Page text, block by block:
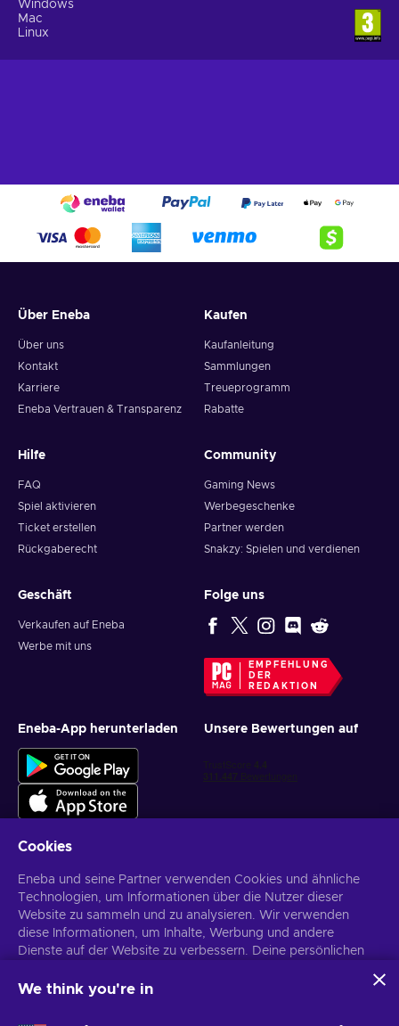
Windows
Mac
Linux
Über Eneba
Über uns
Kontakt
Karriere
Eneba Vertrauen & Transparenz
Kaufen
Kaufanleitung
Sammlungen
Treueprogramm
Rabatte
Hilfe
FAQ
Spiel aktivieren
Ticket erstellen
Rückgaberecht
Community
Gaming News
Werbegeschenke
Partner werden
Snakzy: Spielen und verdienen
Geschäft
Verkaufen auf Eneba
Werbe mit uns
Folge uns
EMPFEHLUNG
DER
REDAKTION
Eneba-App herunterladen Unsere Bewertungen auf
Abonnieren
Du kannst dich jederzeit wieder abmelden. Weitere Informationen in
Cookies
Eneba und seine Partner verwenden Cookies und ähnliche
Technologien, um Informationen über die Nutzer dieser
Website zu sammeln und zu analysieren. Wir verwenden
diese Informationen, um Inhalte, Werbung und andere
Dienste auf der Website zu verbessern. Deine persönlichen
verwendet werden.
Verwendung dieser Technologien durch Eneba und seine
We think you're in